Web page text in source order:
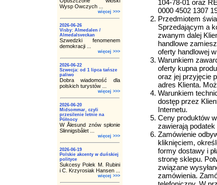
Wysp Owczych ...
więcej >>>
2026-06-26
Visby: Almedalen /
Almedalsveckan
Szwedzki fenomenem
demokracji ...
więcej >>>
2026-06-22
Szwecja: od 1 lipca tańsze
paliwo
Dobra wiadomość dla
polskich turystów ...
więcej >>>
2026-06-20
Midsommar, czyli
przesilenie letnie na
Północy
W Ålesund znów spłonie
Slinnigsbålet ...
więcej >>>
2026-06-19
Polskie akcenty w duńskiej
polityce
Sukcesy Polek M. Rubini
i C. Krzyrosiak Hansen ...
więcej >>>
104-78-01 oraz
0000 4502 1307
Przedmiotem
Sprzedającym a
zwanym dalej
handlowe
oferty handlowej
Warunkiem
oferty kupna
oraz jej przyjęcie
adres Klienta.
Warunkiem
dostęp przez
Internetu.
Ceny produktów
zawierają podatek
Zamówienie
kliknięciem,
formy dostawy i
stronę sklepu.
związane
zamówienia.